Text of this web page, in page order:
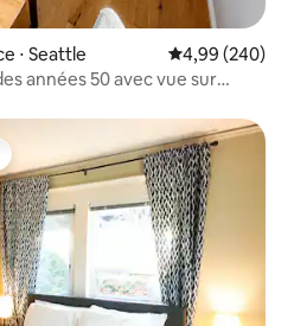
⋅ Seattle Évaluation
4,99 (240)
années 50 avec vue sur